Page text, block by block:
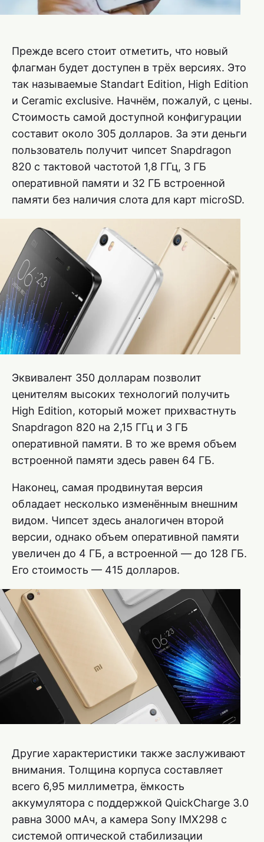
Прежде всего стоит отметить, что новый
флагман будет доступен в трёх версиях. Это
так называемые Standart Edition, High Edition
и Ceramic exclusive. Начнём, пожалуй, с цены.
Стоимость самой доступной конфигурации
составит около 305 долларов. За эти деньги
пользователь получит чипсет Snapdragon
820 с тактовой частотой 1,8 ГГц, 3 ГБ
оперативной памяти и 32 ГБ встроенной
памяти без наличия слота для карт microSD.
Эквивалент 350 долларам позволит
ценителям высоких технологий получить
High Edition, который может прихвастнуть
Snapdragon 820 на 2,15 ГГц и 3 ГБ
оперативной памяти. В то же время объем
встроенной памяти здесь равен 64 ГБ.
Наконец, самая продвинутая версия
обладает несколько изменённым внешним
видом. Чипсет здесь аналогичен второй
версии, однако объем оперативной памяти
увеличен до 4 ГБ, а встроенной — до 128 ГБ.
Его стоимость — 415 долларов.
Другие характеристики также заслуживают
внимания. Толщина корпуса составляет
всего 6,95 миллиметра, ёмкость
аккумулятора с поддержкой QuickCharge 3.0
равна 3000 мАч, а камера Sony IMX298 с
системой оптической стабилизации